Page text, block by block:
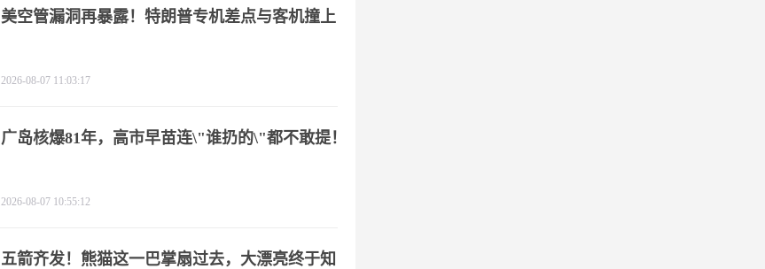
美空管漏洞再暴露！特朗普专机差点与客机撞上
2026-08-07 11:03:17
广岛核爆81年，高市早苗连\"谁扔的\"都不敢提！
2026-08-07 10:55:12
五箭齐发！熊猫这一巴掌扇过去，大漂亮终于知